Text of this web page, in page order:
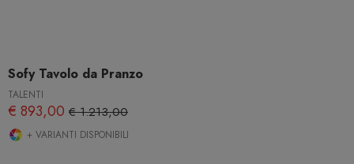
Sofy Tavolo da Pranzo
TALENTI
€ 893,00 € 1.213,00
+ VARIANTI DISPONIBILI